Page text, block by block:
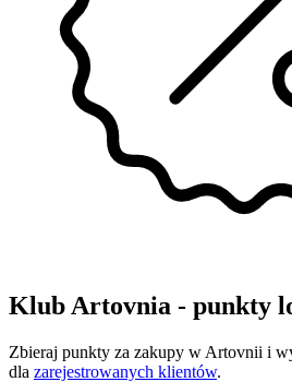
Klub Artovnia - punkty
Zbieraj punkty za zakupy w Artovnii i
dla zarejestrowanych klientów.